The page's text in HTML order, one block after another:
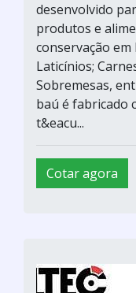
desenvolvido
produtos e
conservação
Laticínios;
Sobremesas,
baú é fabricado
t&eacu...
Cotar agora